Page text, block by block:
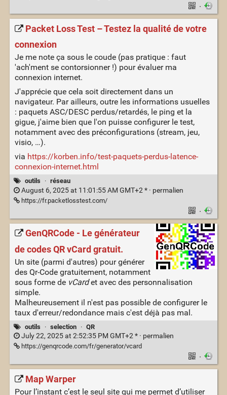
·
Packet Loss Test – Testez la qualité de votre
connexion
Je me note ça sous le coude (pas pratique : faut
'ach'ment se contorsionner !) pour évaluer ma
connexion internet.
J'apprécie que cela soit directement dans un
navigateur. Par ailleurs, outre les informations usuelles
: paquets ASC/DESC perdus/retardés, le ping et la
gigue, j'aime bien que l'on puisse configurer le test,
notamment avec des préconfigurations (stream, jeu,
visio, …).
via https://korben.info/test-paquets-perdus-latence-
connexion-internet.html
outils · réseau
August 6, 2025 at 11:01:55 AM GMT+2 * · permalien
https://fr.packetlosstest.com/
·
GenQRCode - Le générateur
de codes QR vCard gratuit.
Un site (parmi d'autres) pour générer
des Qr-Code gratuitement, notamment
sous forme de vCardet avec des personnalisation
simple.
Malheureusement il n'est pas possible de configurer le
taux d'erreur/redondance mais c'est déjà pas mal.
outils · selection · QR
July 22, 2025 at 2:52:35 PM GMT+2 * · permalien
https://genqrcode.com/fr/generator/vcard
·
Map Warper
Pour l’instant c’est le seul site qui me permet d’utiliser